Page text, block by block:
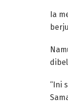
Ia
“Ini